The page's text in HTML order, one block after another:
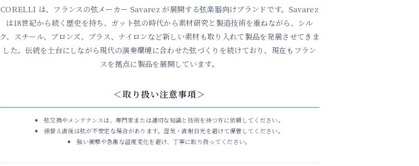
CORELLI は、フランスの弦メーカー Savarez が展開する弦楽器向けブランドです。Savarez
は18世紀から続く歴史を持ち、ガット弦の時代から素材研究と製造技術を重ねながら、シル
ク、スチール、ブロンズ、ブラス、ナイロンなど新しい素材も取り入れて製品を発展させてきま
した。伝統を土台にしながら現代の演奏環境に合わせた弦づくりを続けており、現在もフラン
スを拠点に製品を展開しています。
＜取り扱い注意事項＞
弦交換やメンテナンスは、専門家または適切な知識と技術を持つ方に依頼してください。
張替え直後は弦が不安定な場合があります。湿気・直射日光を避けて保管してください。
強い衝撃や急激な温度変化を避け、丁寧に取り扱ってください。